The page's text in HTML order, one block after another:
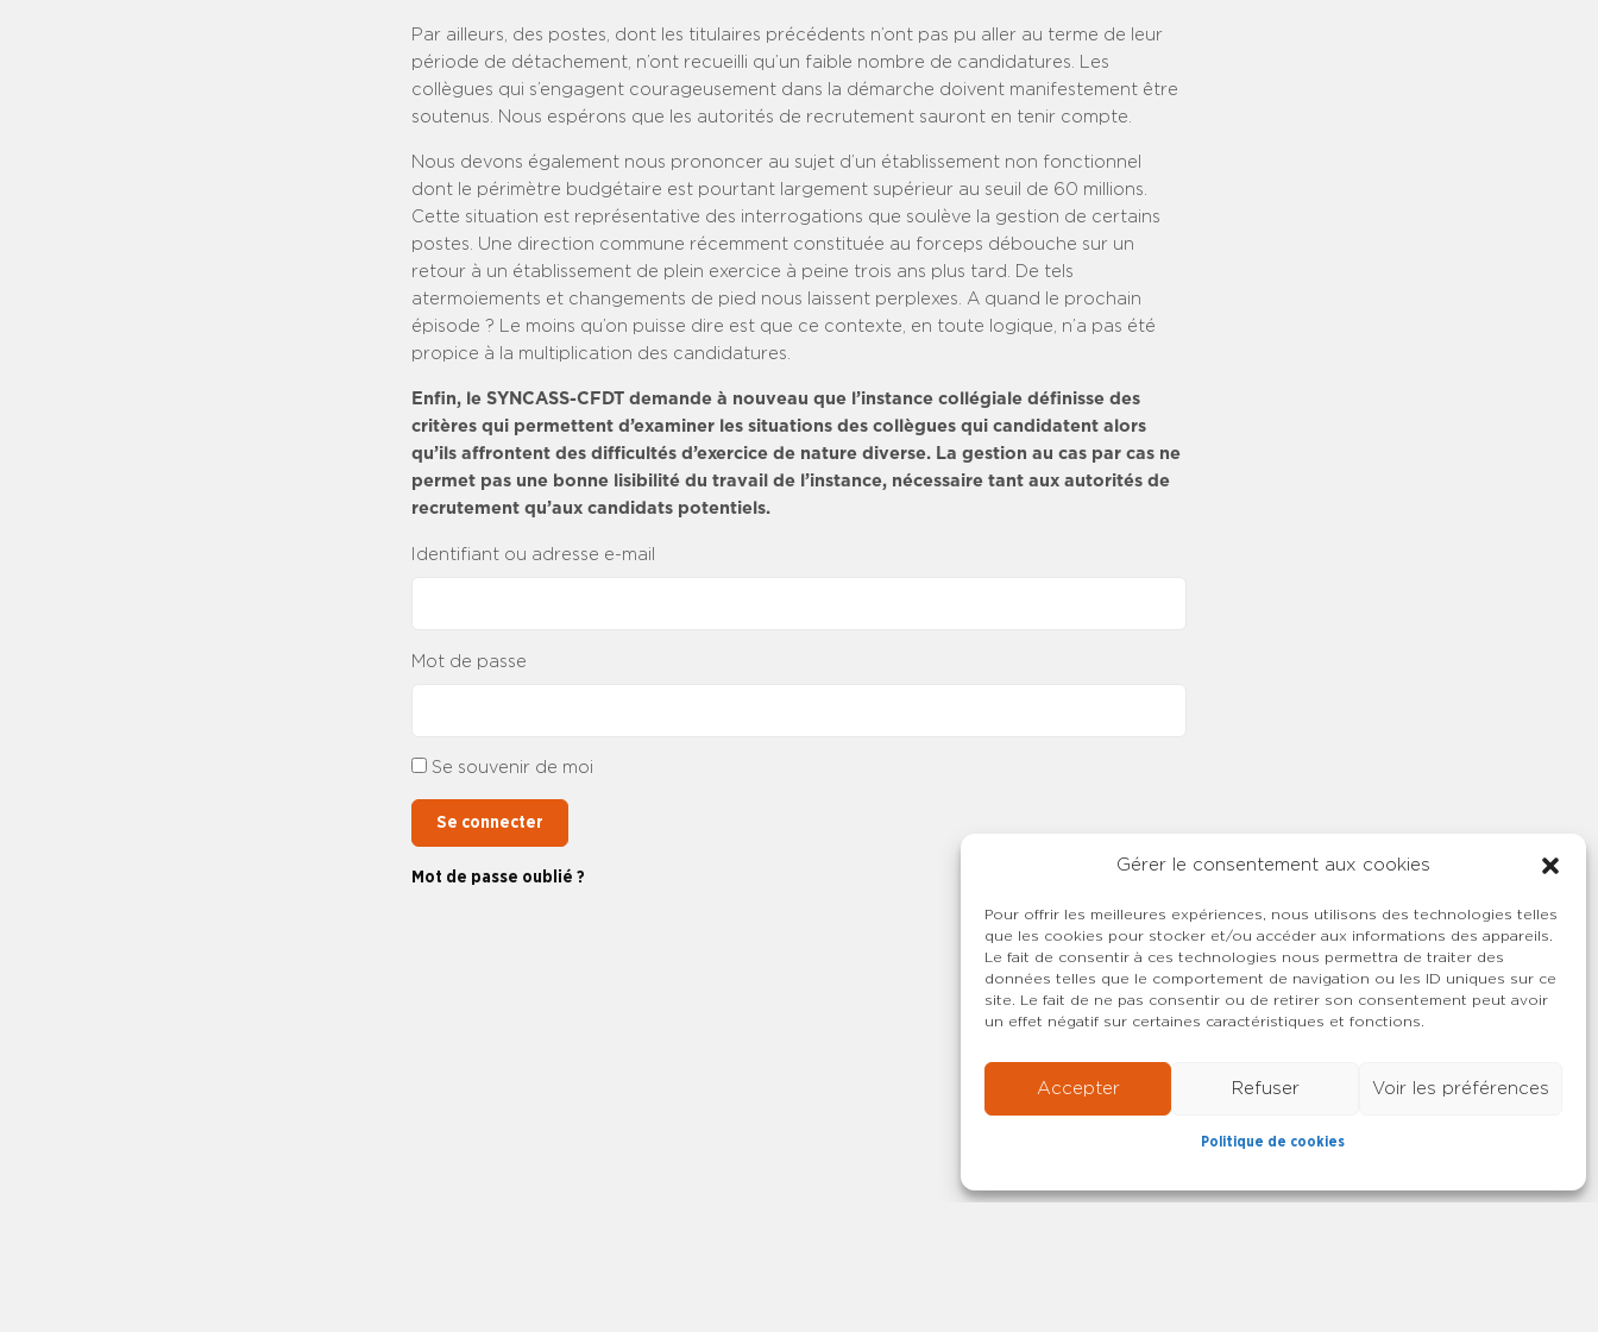
Gérer le consentement aux cookies
Pour offrir les meilleures expériences, nous utilisons des technologies telles
que les cookies pour stocker et/ou accéder aux informations des appareils.
Le fait de consentir à ces technologies nous permettra de traiter des
données telles que le comportement de navigation ou les ID uniques sur ce
site. Le fait de ne pas consentir ou de retirer son consentement peut avoir
un effet négatif sur certaines caractéristiques et fonctions.
Accepter Refuser Voir les préférences
Politique de cookies
Par ailleurs, des postes, dont les titulaires précédents n’ont pas pu aller au terme de leur
période de détachement, n’ont recueilli qu’un faible nombre de candidatures. Les
collègues qui s’engagent courageusement dans la démarche doivent manifestement être
soutenus. Nous espérons que les autorités de recrutement sauront en tenir compte.
Nous devons également nous prononcer au sujet d’un établissement non fonctionnel
dont le périmètre budgétaire est pourtant largement supérieur au seuil de 60 millions.
Cette situation est représentative des interrogations que soulève la gestion de certains
postes. Une direction commune récemment constituée au forceps débouche sur un
retour à un établissement de plein exercice à peine trois ans plus tard. De tels
atermoiements et changements de pied nous laissent perplexes. A quand le prochain
épisode ? Le moins qu’on puisse dire est que ce contexte, en toute logique, n’a pas été
propice à la multiplication des candidatures.
Enfin, le SYNCASS-CFDT demande à nouveau que l’instance collégiale définisse des
critères qui permettent d’examiner les situations des collègues qui candidatent alors
qu’ils affrontent des difficultés d’exercice de nature diverse. La gestion au cas par cas ne
permet pas une bonne lisibilité du travail de l’instance, nécessaire tant aux autorités de
recrutement qu’aux candidats potentiels.
Identifiant ou adresse e-mail
Mot de passe
Se souvenir de moi
Se connecter
Mot de passe oublié ?